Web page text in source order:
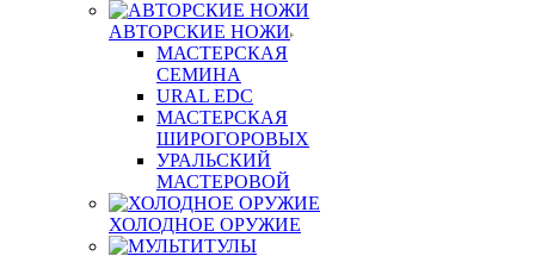
АВТОРСКИЕ НОЖИ
МАСТЕРСКАЯ
СЕМИНА
URAL EDC
МАСТЕРСКАЯ
ШИРОГОРОВЫХ
УРАЛЬСКИЙ
МАСТЕРОВОЙ
ХОЛОДНОЕ ОРУЖИЕ